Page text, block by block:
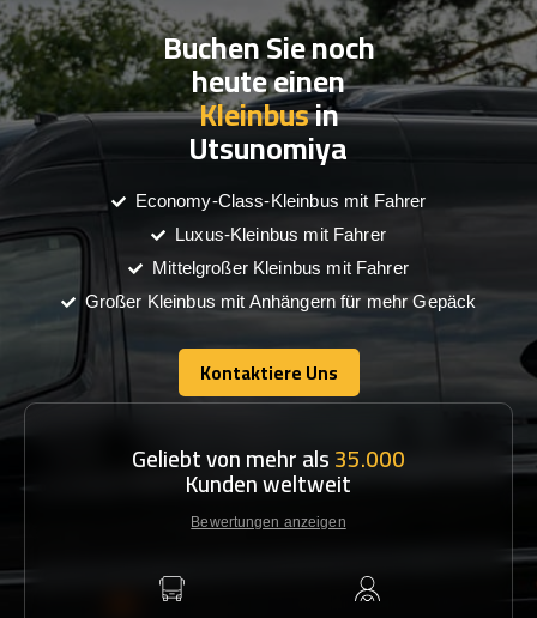
Buchen Sie noch
heute einen
Kleinbusin
Utsunomiya
Economy-Class-Kleinbus mit Fahrer
Luxus-Kleinbus mit Fahrer
Mittelgroßer Kleinbus mit Fahrer
Großer Kleinbus mit Anhängern für mehr Gepäck
Kontaktiere Uns
Kontaktiere Uns
Geliebt von mehr als35.000
Kunden weltweit
Bewertungen anzeigen